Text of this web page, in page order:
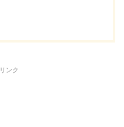
ンク